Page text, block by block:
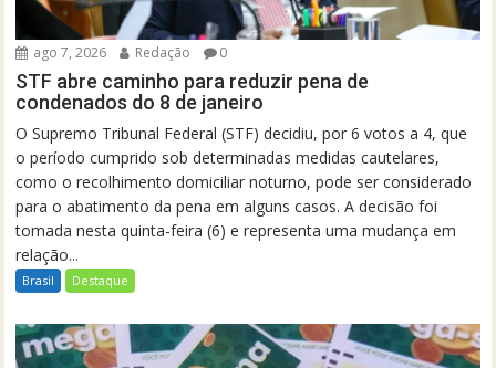
ago 7, 2026 Redação 0
STF abre caminho para reduzir pena de
condenados do 8 de janeiro
O Supremo Tribunal Federal (STF) decidiu, por 6 votos a 4, que
o período cumprido sob determinadas medidas cautelares,
como o recolhimento domiciliar noturno, pode ser considerado
para o abatimento da pena em alguns casos. A decisão foi
tomada nesta quinta-feira (6) e representa uma mudança em
relação...
Brasil Destaque